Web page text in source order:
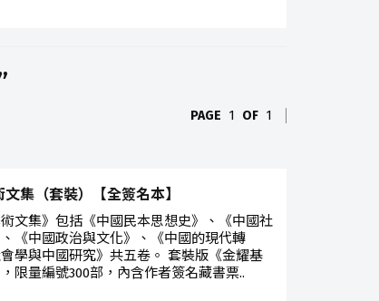
PAGE 1 OF 1
集（套裝）【全簽名本】
術文集》包括《中國民本思想史》、《中國社
《中國政治與文化》、《中國的現代轉
學與中國研究》共五卷。 套裝版《金耀基
限量編號300部，內含作者簽名藏書票..